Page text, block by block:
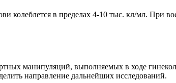
колеблется в пределах 4-10 тыс. кл/мл.
манипуляций, выполняемых в ходе
направление дальнейших исследований.